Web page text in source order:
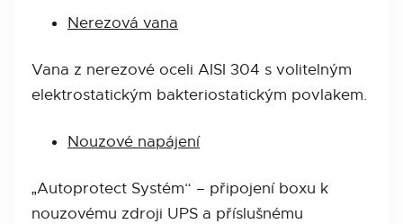
Nerezová vana
Vana z nerezové oceli AISI 304 s volitelným
elektrostatickým bakteriostatickým povlakem.
Nouzové napájení
„Autoprotect Systém“ – připojení boxu k
nouzovému zdroji UPS a příslušnému